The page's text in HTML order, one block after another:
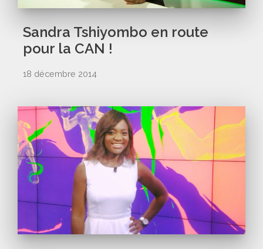
Sandra Tshiyombo en route
pour la CAN !
18 décembre 2014